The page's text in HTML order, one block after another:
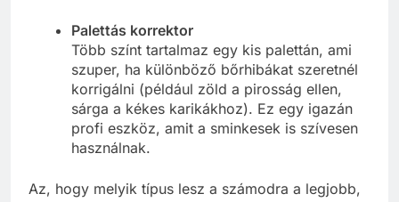
Palettás korrektor
Több színt tartalmaz egy kis palettán, ami
szuper, ha különböző bőrhibákat szeretnél
korrigálni (például zöld a pirosság ellen,
sárga a kékes karikákhoz). Ez egy igazán
profi eszköz, amit a sminkesek is szívesen
használnak.
Az, hogy melyik típus lesz a számodra a legjobb,